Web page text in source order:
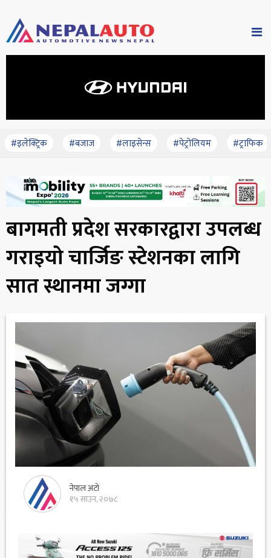
#इलेक्ट्रिक #बजाज #लाइसेन्स #पेट्रोलियम #ट्राफिक
बागमती प्रदेश सरकारद्वारा उपलब्ध
गराइयो चार्जिङ स्टेशनका लागि
सात स्थानमा जग्गा
नेपाल अटो
१५ साउन, २०७८